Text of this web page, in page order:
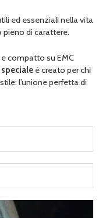
ed essenziali nella vita
di carattere.
compatto su EMC
è creato per chi
l’unione perfetta di